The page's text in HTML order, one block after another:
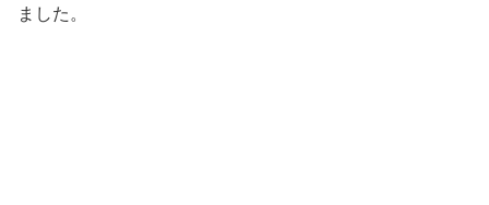
ました。